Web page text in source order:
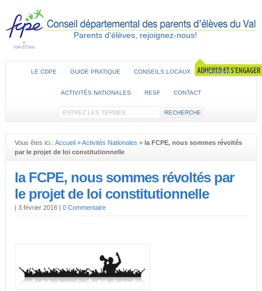
Parents d'élèves, rejoignez-nous!
LE CDPE GUIDE PRATIQUE CONSEILS LOCAUX ACTIONS
ACTIVITÉS NATIONALES RESF CONTACT
Vous êtes ici : Accueil»Activités Nationales » la FCPE, nous sommes révoltés
par le projet de loi constitutionnelle
la FCPE, nous sommes révoltés par
le projet de loi constitutionnelle
| 3 février 2016 | 0 Commentaire